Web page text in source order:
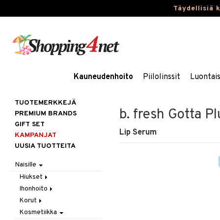
Täydellisiä
Kauneudenhoito Piilolinssit
b. fresh Gotta
Lip Serum
TUOTEMERKKEJÄ
PREMIUM BRANDS
GIFT SET
KAMPANJAT
UUSIA TUOTTEITA
Naisille
Hiukset
Gift Set
Harjat / Kammat
Hiuskuurit
Ihonhoito
Aurinkotuotteet
Erikoistuotteet
Korut
Kaulakorut
Kosmetiikka